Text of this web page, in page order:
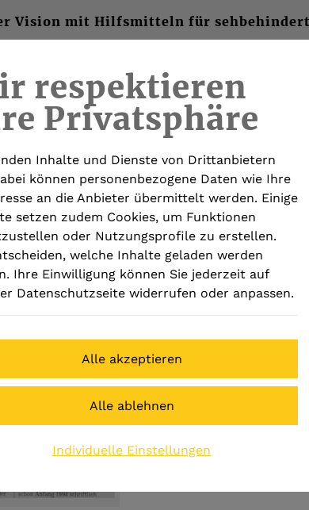
Vision mit Hilfsmitteln für
ELEKTRONISCHE BRILLEN
Schweizer
Hellfeld-
Preis inkl. MwSt.
zzgl. Versandkosten
respektieren
Privatsphäre
Inhalte und Dienste von Drittanbietern
können personenbezogene Daten wie Ihre
an die Anbieter übermittelt werden. Einige
setzen zudem Cookies, um Funktionen
oder Nutzungsprofile zu erstellen.
welche Inhalte geladen werden
Ihre Einwilligung können Sie jederzeit auf
Datenschutzseite widerrufen oder anpassen.
Individuelle Einstellungen